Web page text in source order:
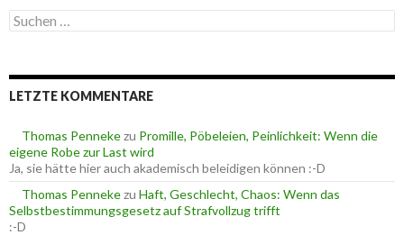
g
o
n
S
u
e
n
c
h
:
LETZTE KOMMENTARE
Thomas Pennekezu Promille, Pöbeleien, Peinlichkeit: Wenn die
eigene Robe zur Last wird
Ja, sie hätte hier auch akademisch beleidigen können :-D
Thomas Pennekezu Haft, Geschlecht, Chaos: Wenn das
Selbstbestimmungsgesetz auf Strafvollzug trifft
:-D